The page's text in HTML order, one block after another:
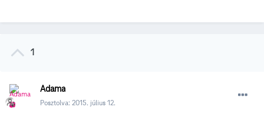
1
Adama
Posztolva: 2015. július 12.